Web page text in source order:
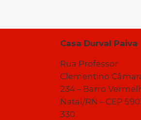
Casa Durval Paiva
Rua Professor
Clementino
234 – Barro
Natal/RN – CEP
330